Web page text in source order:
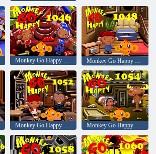
Monkey Go Happy Stage 1046 Monkey Go Happy Stage 1048
Monkey Go Happy Stage 1052 Monkey Go Happy Stage 1054